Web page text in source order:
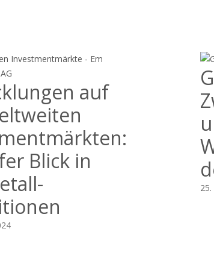
auf
Blick in